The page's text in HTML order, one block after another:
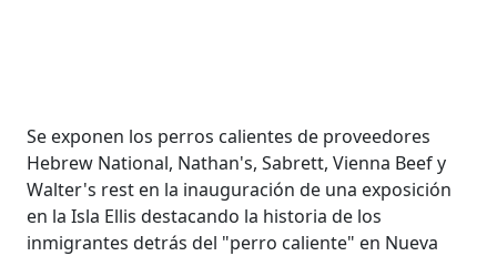
Se exponen los perros calientes de proveedores
Hebrew National, Nathan's, Sabrett, Vienna Beef y
Walter's rest en la inauguración de una exposición
en la Isla Ellis destacando la historia de los
inmigrantes detrás del "perro caliente" en Nueva